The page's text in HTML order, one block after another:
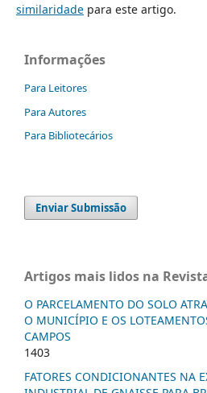
similaridadepara este artigo.
Informações
Para Leitores
Para Autores
Para Bibliotecários
Enviar Submissão
Artigos mais lidos na
O PARCELAMENTO DO SOLO
O MUNICÍPIO E OS
CAMPOS
1403
FATORES CONDICIONANTES NA